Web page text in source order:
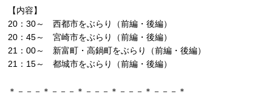
【内容】
20：30～ 西都市をぶらり（前編・後編）
20：45～ 宮崎市をぶらり（前編・後編）
21：00～ 新富町・高鍋町をぶらり（前編・後編）
21：15～ 都城市をぶらり（前編・後編）
＊－－－＊－－－＊－－－＊－－－＊－－－＊